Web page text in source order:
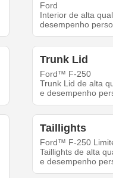
Ford
Interior de alta
desempenho
Trunk Lid
Ford™ F-250
Trunk Lid de alta
e desempenho
Taillights
Ford™ F-250
Taillights de alta
e desempenho